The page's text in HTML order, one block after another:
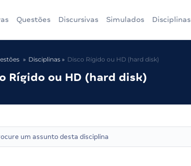
Questões Discursivas Simulados Disciplinas
Disciplinas Disco Rígido ou HD (hard disk)
Rígido ou HD (hard disk)